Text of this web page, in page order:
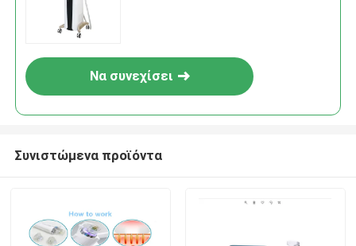
Να συνεχίσει
Συνιστώμενα προϊόντα